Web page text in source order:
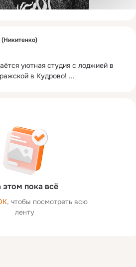
уютная студия с лоджией в
в Кудрово! ...
этом пока всё
, чтобы посмотреть всю
ленту